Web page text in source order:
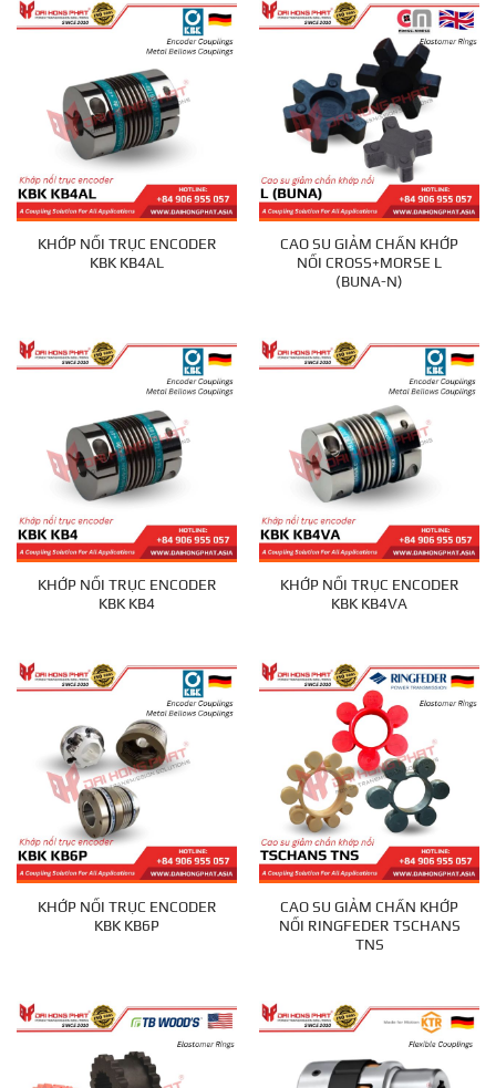
KHỚP NỐI TRỤC ENCODER
KBK KB4AL
CAO SU GIẢM CHẤN KHỚP
NỐI CROSS+MORSE L
(BUNA-N)
KHỚP NỐI TRỤC ENCODER
KBK KB4
KHỚP NỐI TRỤC ENCODER
KBK KB4VA
KHỚP NỐI TRỤC ENCODER
KBK KB6P
CAO SU GIẢM CHẤN KHỚP
NỐI RINGFEDER TSCHANS
TNS